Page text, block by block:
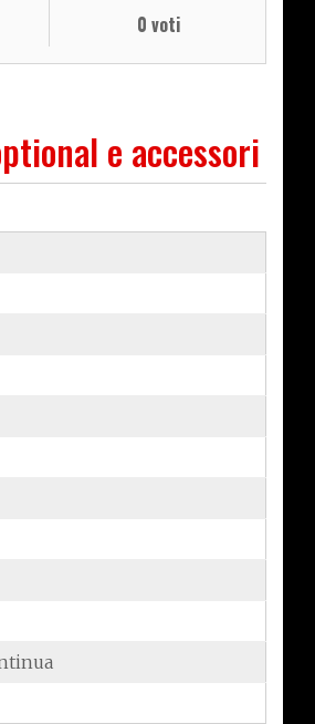
0 voti
e accessori